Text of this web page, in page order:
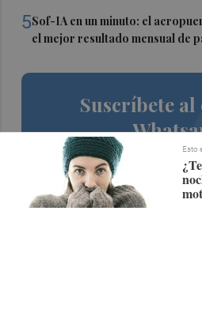
5Sof-IA en un minuto: el
el mejor resultado mensual de
Suscríbete al
Siempre al día de las
¡Quiero
Esto